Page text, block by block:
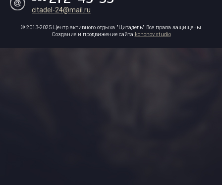
citadel-24@mail.ru
© 2013-2025 Центр активного отдыха "Цитадель" Все права защищены
Создание и продвижение сайта kononov.studio